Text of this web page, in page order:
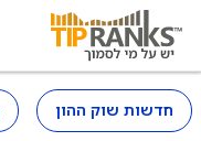
חדשות שוק ההון